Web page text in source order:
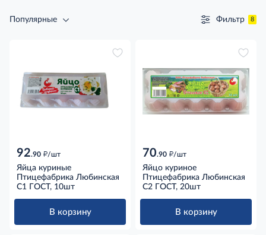
Популярные Фильтр 8
92.90 д/шт
Яйца куриные
Птицефабрика Любинская
С1 ГОСТ, 10шт
В корзину
70.90 д/шт
Яйцо куриное
Птицефабрика Любинская
С2 ГОСТ, 20шт
В корзину